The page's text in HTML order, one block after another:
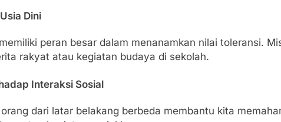
Dini
peran besar dalam menanamkan nilai toleransi.
rakyat atau kegiatan budaya di sekolah.
Interaksi Sosial
dari latar belakang berbeda membantu kita